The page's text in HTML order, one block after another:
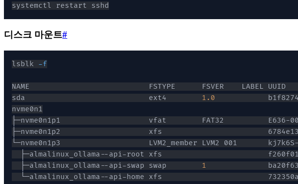
systemctl restart sshd
디스크 마운트#
lsblk -f
sda                            ext4 1.0
├─nvme0n1p1                    vfat
├─nvme0n1p2                    xfs                        6784e138-
├─almalinux_ollama--api-root xfs
  ├─almalinux_ollama--api-swap swap
1
└─almalinux_ollama--api-home xfs